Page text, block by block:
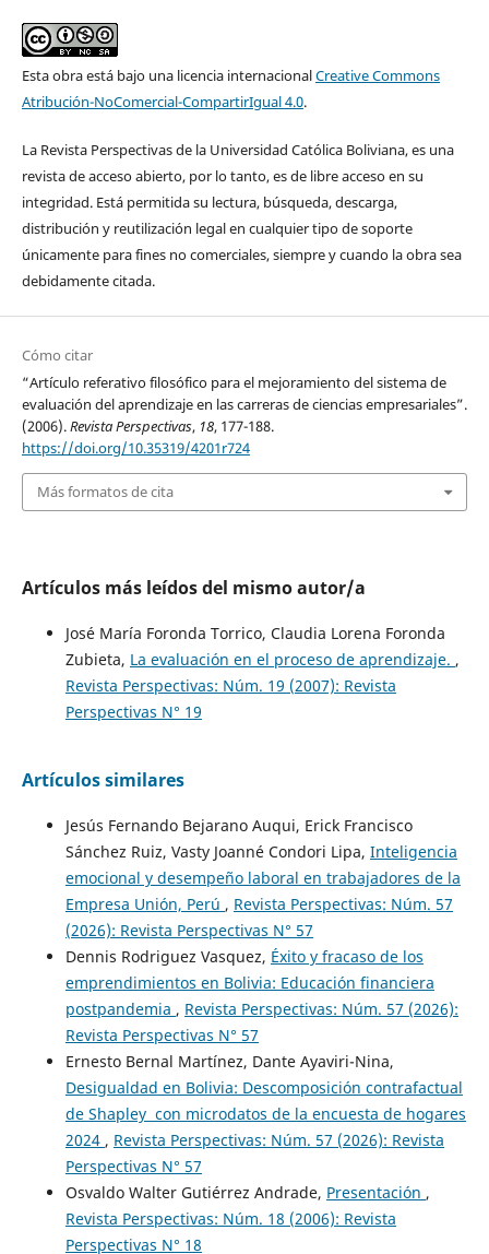
Esta obra está bajo una licencia internacionalCreative Commons
Atribución-NoComercial-CompartirIgual 4.0.
La Revista Perspectivas de la Universidad Católica Boliviana, es una
revista de acceso abierto, por lo tanto, es de libre acceso en su
integridad. Está permitida su lectura, búsqueda, descarga,
distribución y reutilización legal en cualquier tipo de soporte
únicamente para fines no comerciales, siempre y cuando la obra sea
debidamente citada.
Cómo citar
“Artículo referativo filosófico para el mejoramiento del sistema de
evaluación del aprendizaje en las carreras de ciencias empresariales”.
(2006).Revista Perspectivas, 18, 177-188.
https://doi.org/10.35319/4201r724
Más formatos de cita
Artículos más leídos del mismo autor/a
José María Foronda Torrico, Claudia Lorena Foronda
Zubieta, La evaluación en el proceso de aprendizaje. ,
Revista Perspectivas: Núm. 19 (2007): Revista
Perspectivas N° 19
Artículos similares
Jesús Fernando Bejarano Auqui, Erick Francisco
Sánchez Ruiz, Vasty Joanné Condori Lipa, Inteligencia
emocional y desempeño laboral en trabajadores de la
Empresa Unión, Perú , Revista Perspectivas: Núm. 57
(2026): Revista Perspectivas N° 57
Dennis Rodriguez Vasquez, Éxito y fracaso de los
emprendimientos en Bolivia: Educación financiera
postpandemia , Revista Perspectivas: Núm. 57 (2026):
Revista Perspectivas N° 57
Ernesto Bernal Martínez, Dante Ayaviri-Nina,
Desigualdad en Bolivia: Descomposición contrafactual
de Shapley con microdatos de la encuesta de hogares
2024 , Revista Perspectivas: Núm. 57 (2026): Revista
Perspectivas N° 57
Osvaldo Walter Gutiérrez Andrade, Presentación ,
Revista Perspectivas: Núm. 18 (2006): Revista
Perspectivas N° 18